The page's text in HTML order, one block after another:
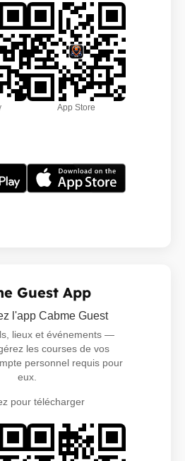
App Store
Guest App
l'app Cabme Guest
lieux et événements —
les courses de vos
personnel requis pour
eux.
pour télécharger